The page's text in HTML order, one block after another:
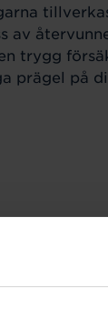
av
trygg
prägel på